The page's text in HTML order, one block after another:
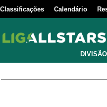
Classificações Calendário